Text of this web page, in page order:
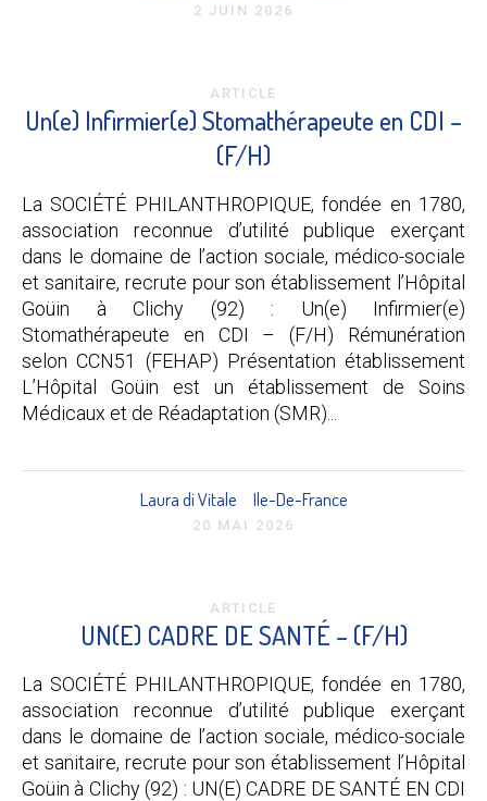
2 JUIN 2026
ARTICLE
Un(e) Infirmier(e) Stomathérapeute en CDI –
(F/H)
La SOCIÉTÉ PHILANTHROPIQUE, fondée en 1780,
association reconnue d’utilité publique exerçant
dans le domaine de l’action sociale, médico-sociale
et sanitaire, recrute pour son établissement l’Hôpital
Goüin à Clichy (92) : Un(e) Infirmier(e)
Stomathérapeute en CDI – (F/H) Rémunération
selon CCN51 (FEHAP) Présentation établissement
L’Hôpital Goüin est un établissement de Soins
Médicaux et de Réadaptation (SMR)...
Laura di Vitale Ile-De-France
20 MAI 2026
ARTICLE
UN(E) CADRE DE SANTÉ – (F/H)
La SOCIÉTÉ PHILANTHROPIQUE, fondée en 1780,
association reconnue d’utilité publique exerçant
dans le domaine de l’action sociale, médico-sociale
et sanitaire, recrute pour son établissement l’Hôpital
Goüin à Clichy (92) : UN(E) CADRE DE SANTÉ EN CDI